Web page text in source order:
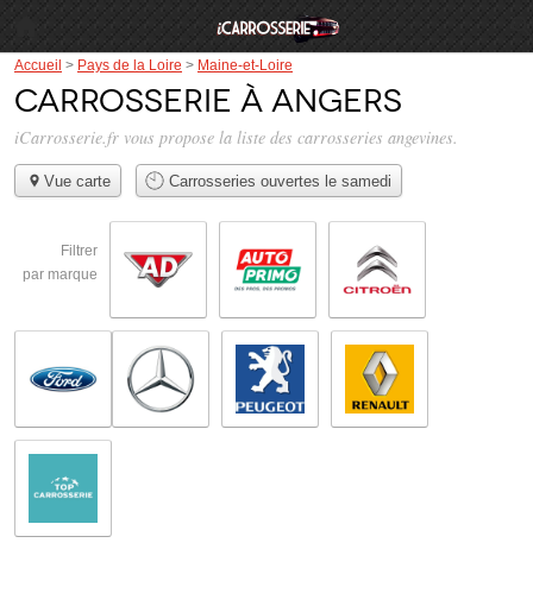
Accueil > Pays de la Loire > Maine-et-Loire
Carrosserie à Angers
iCarrosserie.fr vous propose la liste des carrosseries angevines.
Vue carte Carrosseries ouvertes le samedi
Filtrer
par marque